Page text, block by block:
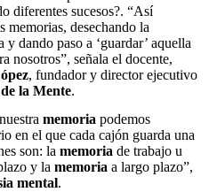
diferentes sucesos?. “Así
memorias, desechando la
dando paso a ‘guardar’ aquella
nosotros”, señala el docente,
, fundador y director ejecutivo
la Mente.
memoria podemos
en el que cada cajón guarda una
son: la memoria de trabajo u
y la memoria a largo plazo”,
mental.